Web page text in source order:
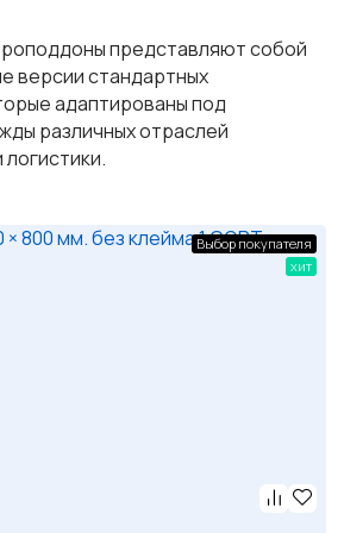
представляют собой
версии стандартных
адаптированы под
различных отраслей
Выбор покупателя
хит